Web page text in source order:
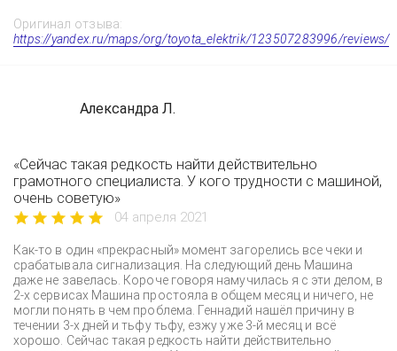
Оригинал отзыва:
https://yandex.ru/maps/org/toyota_elektrik/123507283996/reviews/
Александра Л.
«Сейчас такая редкость найти действительно
грамотного специалиста. У кого трудности с машиной,
очень советую»
04 апреля 2021
Как-то в один «прекрасный» момент загорелись все чеки и
срабатывала сигнализация. На следующий день Машина
даже не завелась. Короче говоря намучилась я с эти делом, в
2-х сервисах Машина простояла в общем месяц и ничего, не
могли понять в чем проблема. Геннадий нашёл причину в
течении 3-х дней и тьфу тьфу, езжу уже 3-й месяц и всё
хорошо. Сейчас такая редкость найти действительно